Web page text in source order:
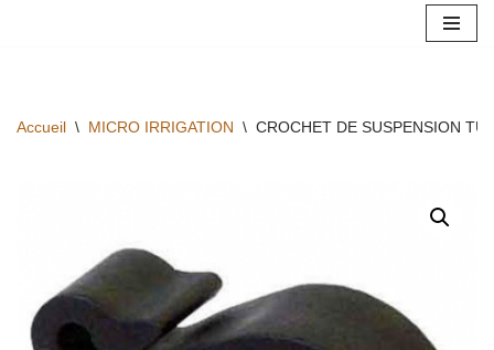
contenu
Accueil \ MICRO IRRIGATION \ CROCHET DE SUSPENSION